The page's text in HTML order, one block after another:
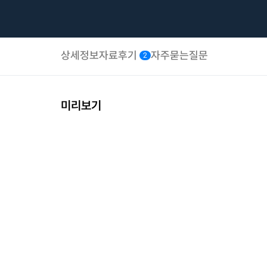
상세정보자료후기 2 자주묻는질문
미리보기